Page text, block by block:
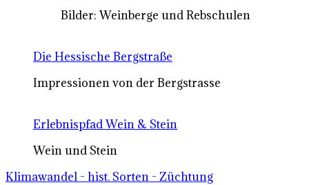
Bilder: Weinberge und Rebschulen
Die Hessische Bergstraße
Impressionen von der Bergstrasse
Erlebnispfad Wein & Stein
Wein und Stein
Klimawandel - hist. Sorten - Züchtung